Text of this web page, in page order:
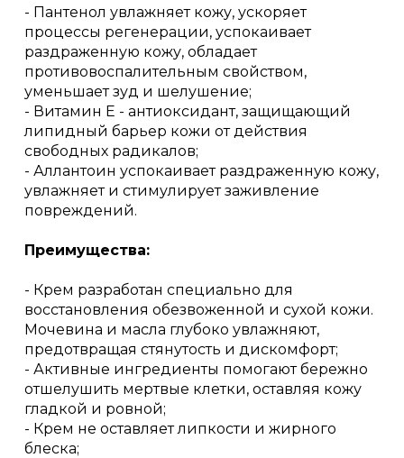
- Пантенол увлажняет кожу, ускоряет
процессы регенерации, успокаивает
раздраженную кожу, обладает
противовоспалительным свойством,
уменьшает зуд и шелушение;
- Витамин Е - антиоксидант, защищающий
липидный барьер кожи от действия
свободных радикалов;
- Аллантоин успокаивает раздраженную кожу,
увлажняет и стимулирует заживление
повреждений.
Преимущества:
- Крем разработан специально для
восстановления обезвоженной и сухой кожи.
Мочевина и масла глубоко увлажняют,
предотвращая стянутость и дискомфорт;
- Активные ингредиенты помогают бережно
отшелушить мертвые клетки, оставляя кожу
гладкой и ровной;
- Крем не оставляет липкости и жирного
блеска;